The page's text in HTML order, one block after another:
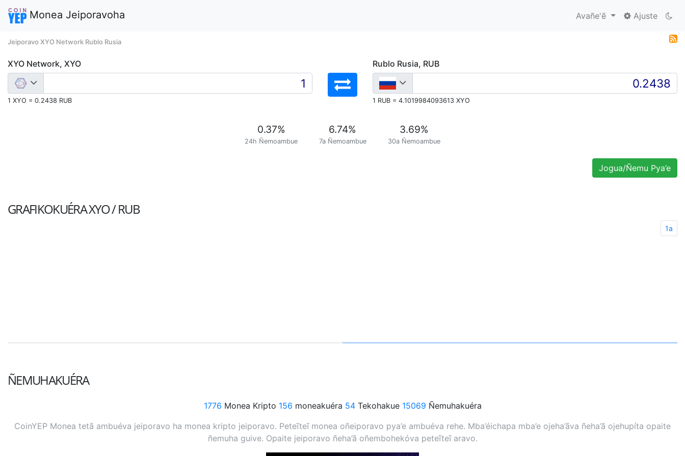
Monea Jeiporavoha Avañe'ẽ Ajuste
Jeiporavo XYO Network Rublo Rusia
XYO Network, XYO
1 XYO = 0.2438 RUB
Rublo Rusia, RUB
1 RUB = 4.1019984093613 XYO
0.37%
24h Ñemoambue
6.74%
7a Ñemoambue
3.69%
30a Ñemoambue
Jogua/Ñemu Pya’e
GRAFIKOKUÉRAXYO / RUB
1a
ÑEMUHAKUÉRA
1776 Monea Kripto 156 moneakuéra 54Tekohakue 15069 Ñemuhakuéra
CoinYEP Monea tetã ambuéva jeiporavo ha monea kripto jeiporavo. Peteĩteĩ monea oñeiporavo pya’e ambuéva rehe. Mba’éichapa mba’e ojeha’ãva ñeha’ã ojehupíta opaite
ñemuha guive. Opaite jeiporavo ñeha’ã oñembohekóva peteĩteĩ aravo.